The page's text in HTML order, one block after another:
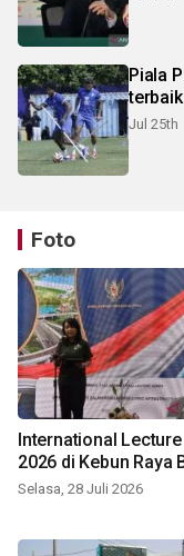
Piala
Jul 25th
Foto
International
2026 di Kebun Raya
Selasa, 28 Juli 2026